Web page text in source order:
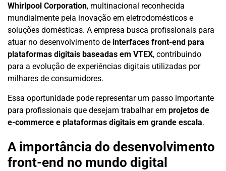
Whirlpool Corporation, multinacional reconhecida
mundialmente pela inovação em eletrodomésticos e
soluções domésticas. A empresa busca profissionais para
atuar no desenvolvimento de interfaces front-end para
plataformas digitais baseadas em VTEX, contribuindo
para a evolução de experiências digitais utilizadas por
milhares de consumidores.
Essa oportunidade pode representar um passo importante
para profissionais que desejam trabalhar em projetos de
e-commerce e plataformas digitais em grande escala.
A importância do desenvolvimento
front-end no mundo digital